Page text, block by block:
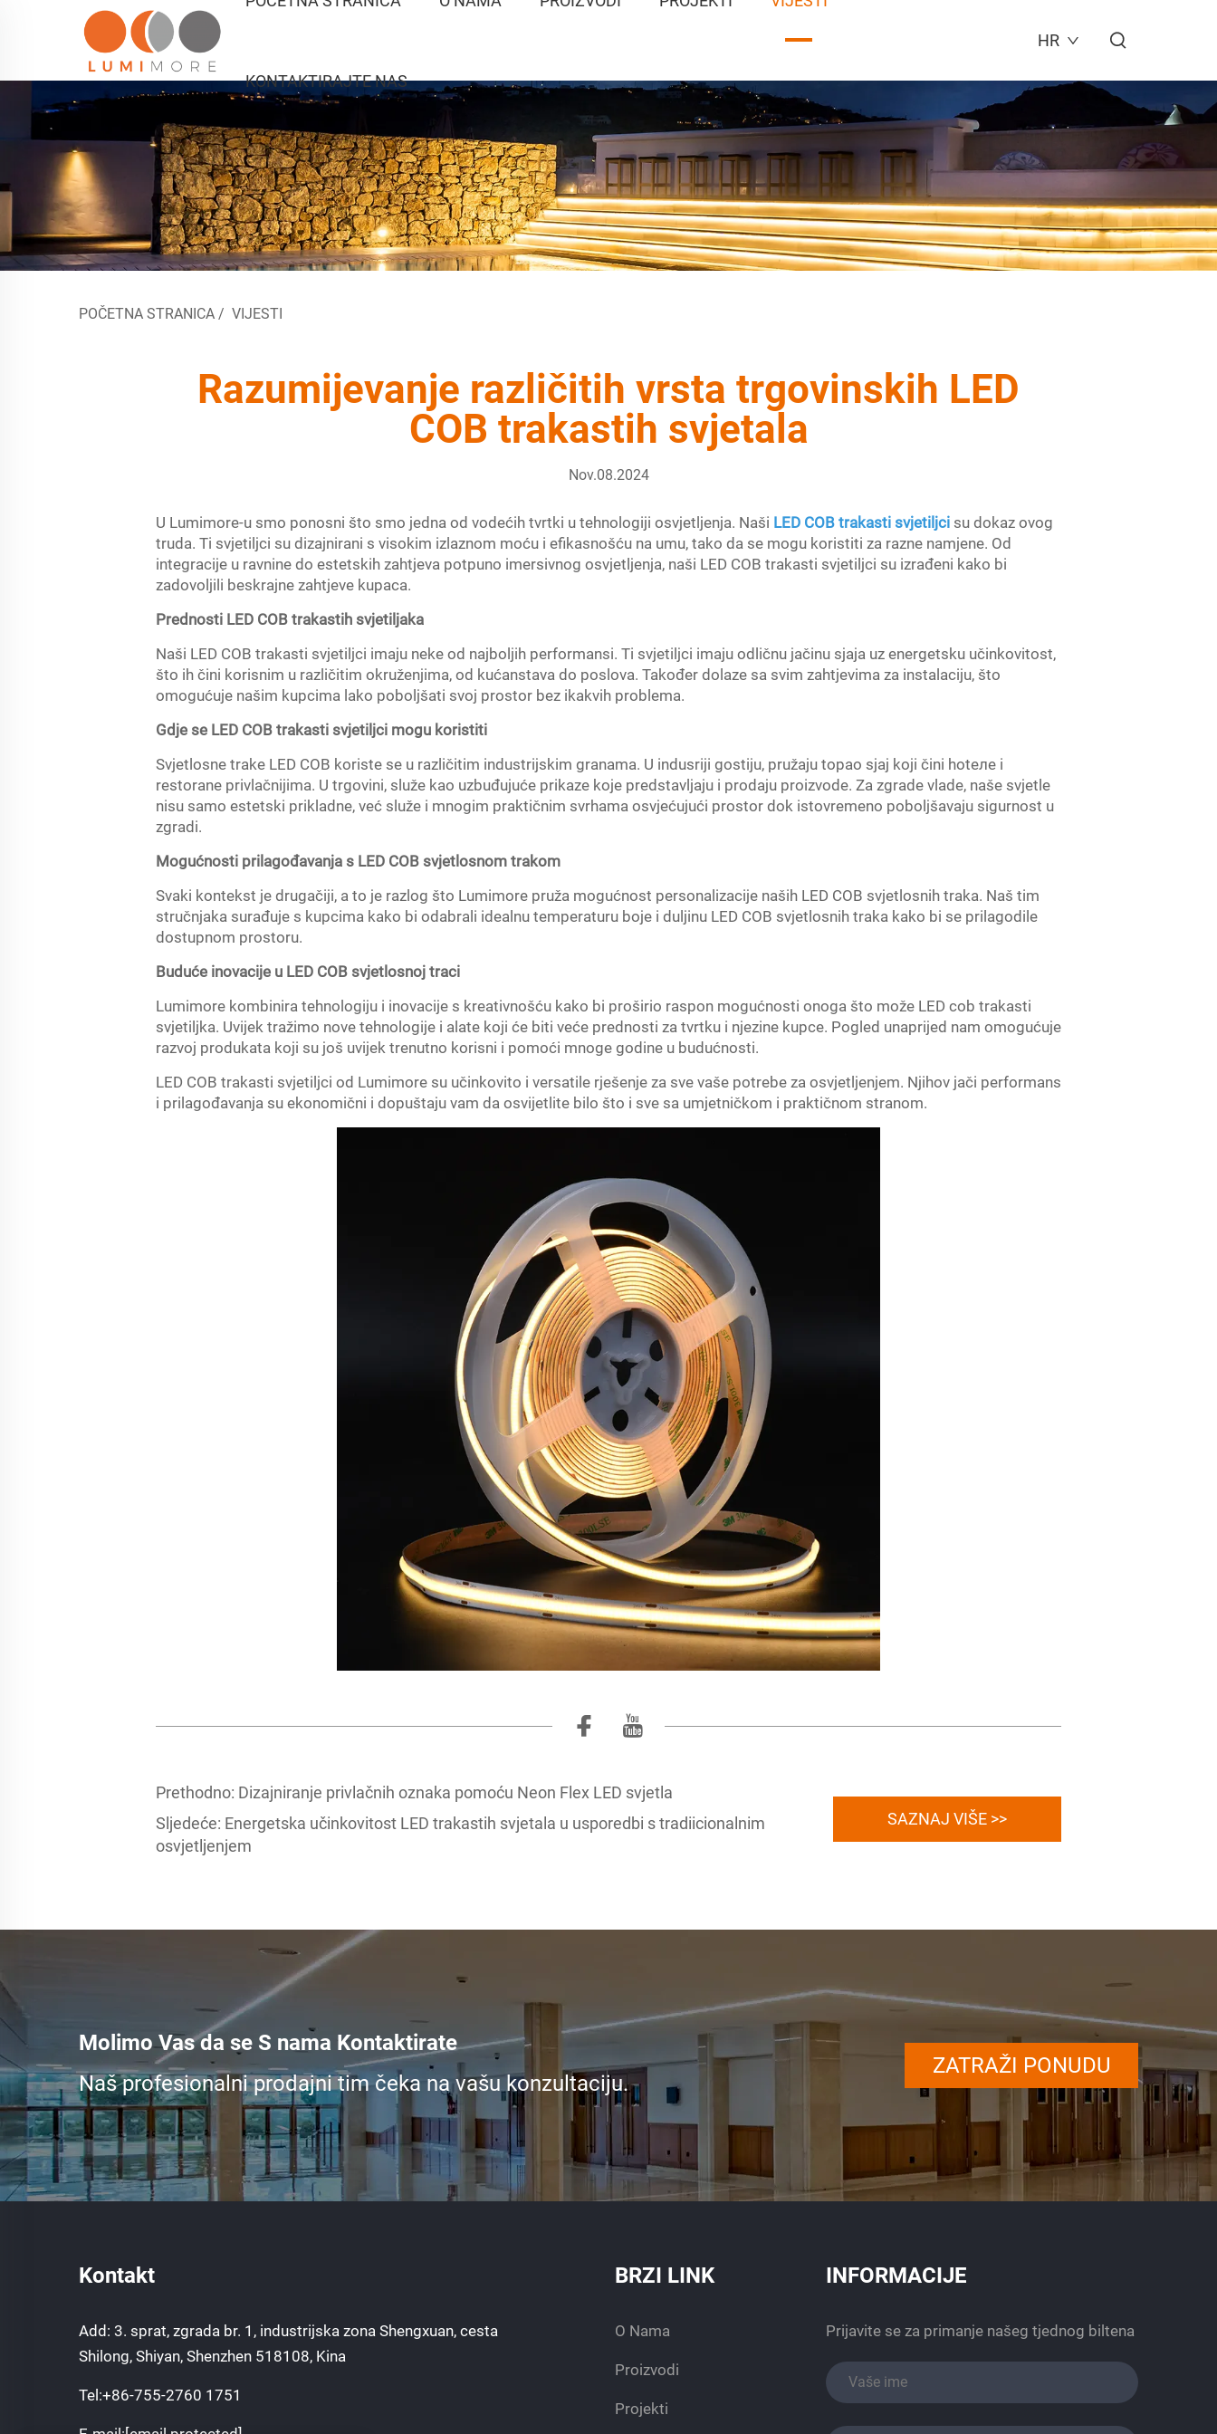
KONTAKTIRAJTE NAS
HR
POČETNA STRANICA / VIJESTI
Razumijevanje različitih vrsta trgovinskih LED
COB trakastih svjetala
Nov.08.2024
U Lumimore-u smo ponosni što smo jedna od vodećih tvrtki u tehnologiji osvjetljenja. Naši LED COB trakasti svjetiljci su dokaz ovog
truda. Ti svjetiljci su dizajnirani s visokim izlaznom moću i efikasnošću na umu, tako da se mogu koristiti za razne namjene. Od
integracije u ravnine do estetskih zahtjeva potpuno imersivnog osvjetljenja, naši LED COB trakasti svjetiljci su izrađeni kako bi
zadovoljili beskrajne zahtjeve kupaca.
Prednosti LED COB trakastih svjetiljaka
Naši LED COB trakasti svjetiljci imaju neke od najboljih performansi. Ti svjetiljci imaju odličnu jačinu sjaja uz energetsku učinkovitost,
što ih čini korisnim u različitim okruženjima, od kućanstava do poslova. Također dolaze sa svim zahtjevima za instalaciju, što
omogućuje našim kupcima lako poboljšati svoj prostor bez ikakvih problema.
Gdje se LED COB trakasti svjetiljci mogu koristiti
Svjetlosne trake LED COB koriste se u različitim industrijskim granama. U indusriji gostiju, pružaju topao sjaj koji čini hotеле i
restorane privlačnijima. U trgovini, služe kao uzbuđujuće prikaze koje predstavljaju i prodaju proizvode. Za zgrade vlade, naše svjetle
nisu samo estetski prikladne, već služe i mnogim praktičnim svrhamа osvjećujući prostor dok istovremeno poboljšavaju sigurnost u
zgradi.
Mogućnosti prilagođavanja s LED COB svjetlosnom trakom
Svaki kontekst je drugačiji, a to je razlog što Lumimore pruža mogućnost personalizacije naših LED COB svjetlosnih traka. Naš tim
stručnjaka surađuje s kupcima kako bi odabrali idealnu temperaturu boje i duljinu LED COB svjetlosnih traka kako bi se prilagodile
dostupnom prostoru.
Buduće inovacije u LED COB svjetlosnoj traci
Lumimore kombinira tehnologiju i inovacije s kreativnošću kako bi proširio raspon mogućnosti onoga što može LED cob trakasti
svjetiljka. Uvijek tražimo nove tehnologije i alate koji će biti veće prednosti za tvrtku i njezine kupce. Pogled unaprijed nam omogućuje
razvoj produkata koji su još uvijek trenutno korisni i pomoći mnoge godine u budućnosti.
LED COB trakasti svjetiljci od Lumimore su učinkovito i versatile rješenje za sve vaše potrebe za osvjetljenjem. Njihov jači performans
i prilagođavanja su ekonomični i dopuštaju vam da osvijetlite bilo što i sve sa umjetničkom i praktičnom stranom.
Prethodno: Dizajniranje privlačnih oznaka pomoću Neon Flex LED svjetla
Sljedeće: Energetska učinkovitost LED trakastih svjetala u usporedbi s tradiicionalnim
osvjetljenjem
SAZNAJ VIŠE >>
Molimo Vas da se S nama Kontaktirate
Naš profesionalni prodajni tim čeka na vašu konzultaciju.
ZATRAŽI PONUDU
Kontakt
Add: 3. sprat, zgrada br. 1, industrijska zona Shengxuan, cesta
Shilong, Shiyan, Shenzhen 518108, Kina
Tel:+86-755-2760 1751
BRZI LINK
O Nama
Proizvodi
Projekti
INFORMACIJE
Prijavite se za primanje našeg tjednog biltena